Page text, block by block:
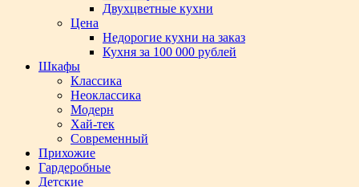
Двухцветные кухни
Цена
Недорогие кухни на заказ
Кухня за 100 000 рублей
Шкафы
Классика
Неоклассика
Модерн
Хай-тек
Современный
Прихожие
Гардеробные
Детские